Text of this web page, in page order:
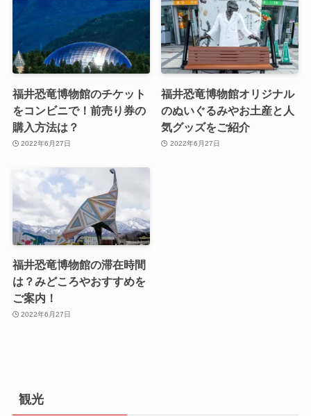
福井恐竜博物館のチケット
をコンビニで！前売り券の
購入方法は？
2022年6月27日
福井恐竜博物館オリジナル
のぬいぐるみやお土産と人
気グッズをご紹介
2022年6月27日
福井恐竜博物館の滞在時間
は？みどころやおすすめを
ご案内！
2022年6月27日
観光